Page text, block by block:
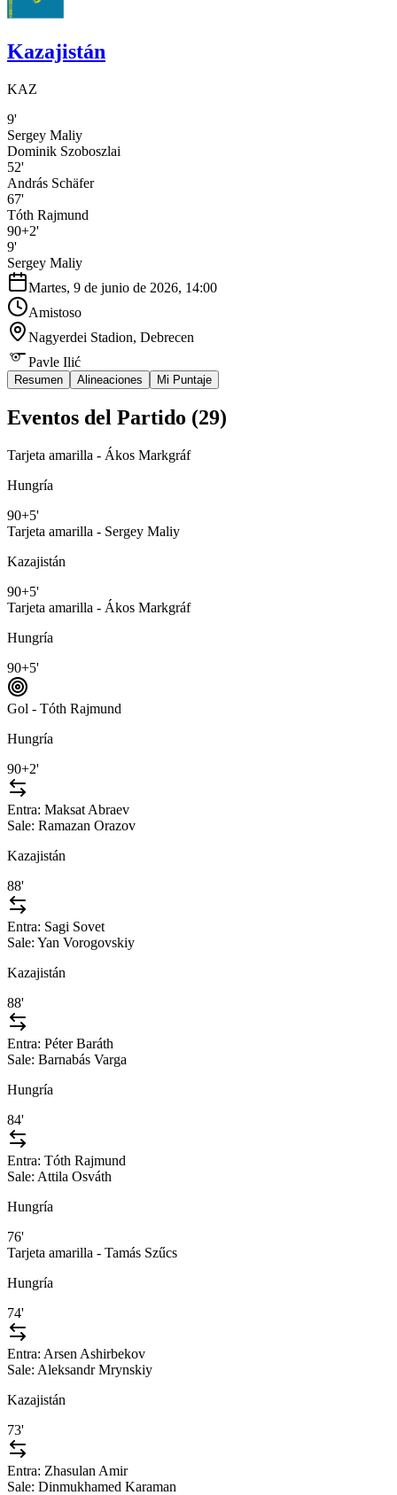
Kazajistán
KAZ
9'
Sergey Maliy
Dominik Szoboszlai
52'
András Schäfer
67'
Tóth Rajmund
90+2'
9'
Sergey Maliy
Martes, 9 de junio de 2026, 14:00
Amistoso
Nagyerdei Stadion, Debrecen
Pavle Ilić
Resumen Alineaciones Mi Puntaje
Eventos del Partido (29)
Tarjeta amarilla - Ákos Markgráf
Hungría
90+5'
Tarjeta amarilla - Sergey Maliy
Kazajistán
90+5'
Tarjeta amarilla - Ákos Markgráf
Hungría
90+5'
Gol - Tóth Rajmund
Hungría
90+2'
Entra: Maksat Abraev
Sale: Ramazan Orazov
Kazajistán
88'
Entra: Sagi Sovet
Sale: Yan Vorogovskiy
Kazajistán
88'
Entra: Péter Baráth
Sale: Barnabás Varga
Hungría
84'
Entra: Tóth Rajmund
Sale: Attila Osváth
Hungría
76'
Tarjeta amarilla - Tamás Szűcs
Hungría
74'
Entra: Arsen Ashirbekov
Sale: Aleksandr Mrynskiy
Kazajistán
73'
Entra: Zhasulan Amir
Sale: Dinmukhamed Karaman